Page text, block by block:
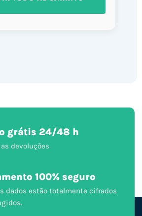
grátis 24/48 h
devoluções
100% seguro
dados estão totalmente cifrados